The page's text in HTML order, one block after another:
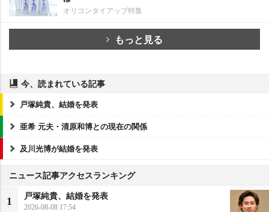
オリコンタイアップ特集
もっと見る
今、読まれている記事
戸塚純貴、結婚を発表
亜希 元夫・清原和博との現在の関係
及川光博が結婚を発表
ニュース記事アクセスランキング
1
戸塚純貴、結婚を発表
2026-08-08 17:54